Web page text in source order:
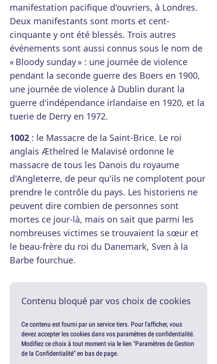
manifestation pacifique d'ouvriers, à Londres.
Deux manifestants sont morts et cent-
cinquante y ont été blessés. Trois autres
événements sont aussi connus sous le nom de
« Bloody sunday » : une journée de violence
pendant la seconde guerre des Boers en 1900,
une journée de violence à Dublin durant la
guerre d'indépendance irlandaise en 1920, et la
tuerie de Derry en 1972.
1002 : le Massacre de la Saint-Brice. Le roi
anglais Æthelred le Malavisé ordonne le
massacre de tous les Danois du royaume
d'Angleterre, de peur qu'ils ne complotent pour
prendre le contrôle du pays. Les historiens ne
peuvent dire combien de personnes sont
mortes ce jour-là, mais on sait que parmi les
nombreuses victimes se trouvaient la sœur et
le beau-frère du roi du Danemark, Sven à la
Barbe fourchue.
Contenu bloqué par vos choix de cookies
Ce contenu est fourni par un service tiers. Pour l'afficher, vous
devez accepter les cookies dans vos paramètres de confidentialité.
Modifiez ce choix à tout moment via le lien "Paramètres de Gestion
de la Confidentialité" en bas de page.